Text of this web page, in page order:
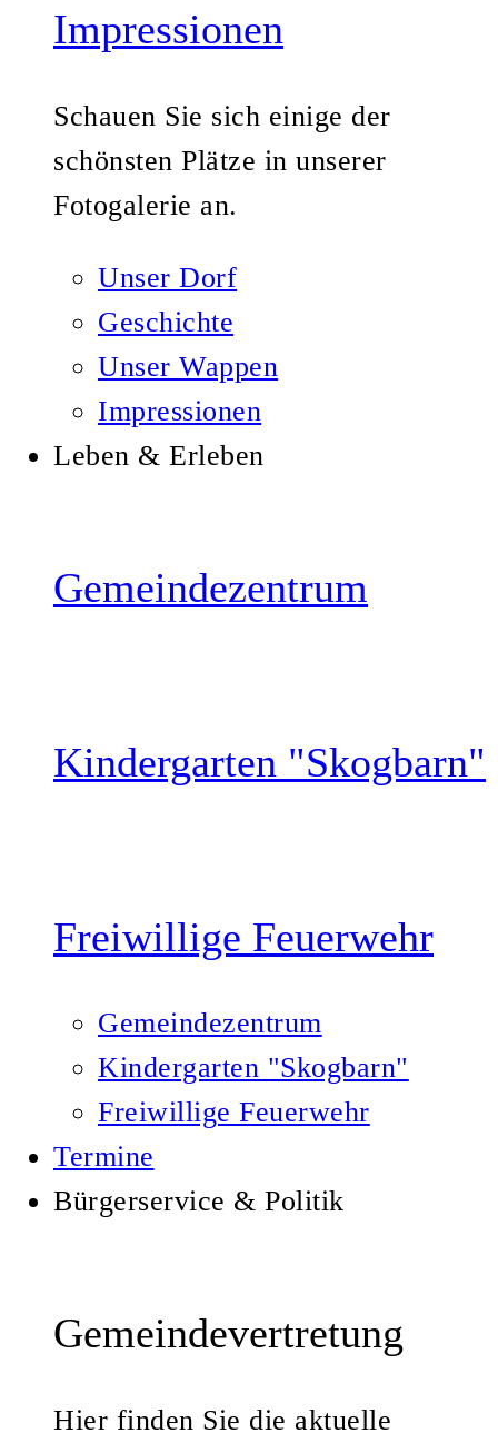
Impressionen
Schauen Sie sich einige der
schönsten Plätze in unserer
Fotogalerie an.
Unser Dorf
Geschichte
Unser Wappen
Impressionen
Leben & Erleben
Gemeindezentrum
Kindergarten "Skogbarn"
Freiwillige Feuerwehr
Gemeindezentrum
Kindergarten "Skogbarn"
Freiwillige Feuerwehr
Termine
Bürgerservice & Politik
Gemeindevertretung
Hier finden Sie die aktuelle